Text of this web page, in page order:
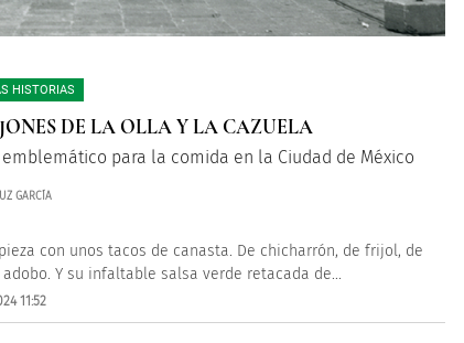
HISTORIAS
DE LA OLLA Y LA CAZUELA
emblemático para la comida en la Ciudad de México
GARCÍA
con unos tacos de canasta. De chicharrón, de frijol, de
adobo. Y su infaltable salsa verde retacada de...
11:52